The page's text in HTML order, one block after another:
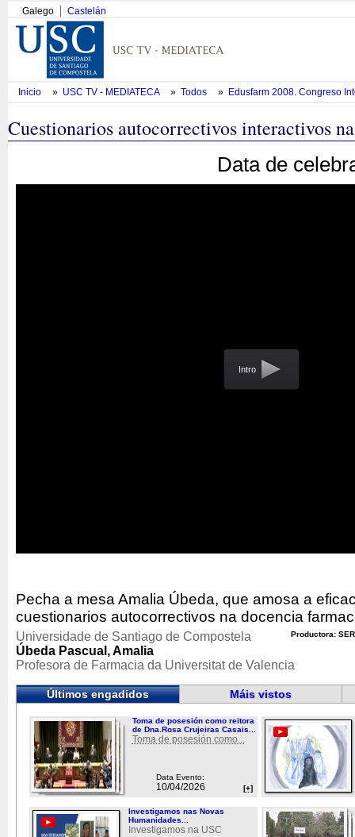
Galego Castelán
Inicio » USC TV - MEDIATECA » Todos » Edusfarm 2008. Congreso
Cuestionarios autocorrectivos interactivos
Data de
Intro
Pecha a mesa Amalia Úbeda, que amosa a
cuestionarios autocorrectivos na docencia
Productora:
Universidade de Santiago de Compostela
Úbeda Pascual, Amalia
Profesora de Farmacia da Universitat de Valencia
Últimos engadidos Máis vistos
Toma de posesión como reitora
de Dna.Rosa Crujeiras Casais...
Toma de posesión como...
Data Evento:
10/04/2026 [+]
Investigamos nas Novas
Humanidades...
Investigamos na USC